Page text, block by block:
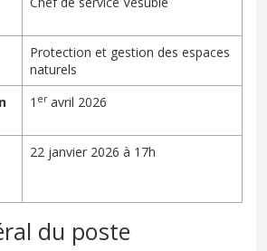
Protection et gestion des espaces
naturels
1 eravril 2026
22 janvier 2026 à 17h
du poste